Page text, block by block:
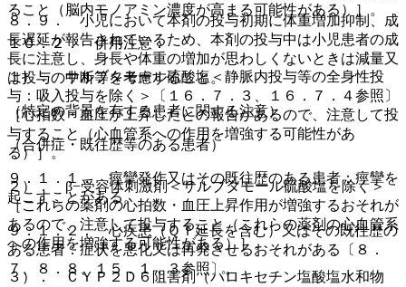
ること（脳内モノアミン濃度が高まる可能性がある）］。
１０．２． 併用注意：
１）． サルブタモール硫酸塩＜静脈内投与等の全身性投
与：吸入投与を除く＞〔１６．７．３、１６．７．４参照〕
［心拍数・血圧が上昇したとの報告があるので、注意して投
与すること（心血管系への作用を増強する可能性があ
る）］。
２）． β−受容体刺激剤＜サルブタモール硫酸塩を除く＞
［これらの薬剤の心拍数・血圧上昇作用が増強するおそれが
あるので、注意して投与すること（これらの薬剤の心血管系
への作用を増強する可能性がある）］。
３）． ＣＹＰ２Ｄ６阻害剤（パロキセチン塩酸塩水和物
８．９． 小児において本剤の投与初期に体重増加抑制、成
長遅延が報告されているため、本剤の投与中は小児患者の成
長に注意し、身長や体重の増加が思わしくないときは減量又
は投与の中断等を考慮すること。
（特定の背景を有する患者に関する注意）
（合併症・既往歴等のある患者）
９．１．１． 痙攣発作又はその既往歴のある患者：痙攣を
起こすことがある。
９．１．２． 心疾患（ＱＴ延長を含む）又はその既往歴の
ある患者：症状を悪化又は再発させるおそれがある〔８．
７、８．８、１５．１．３参照〕。